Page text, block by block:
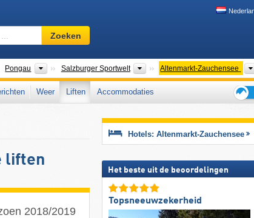
Skigebied,
regio,
…
Zoeken
Pongau Gouwen
Salzburger Sportwelt Toerismeregio's
Altenmarkt-Zauchensee
Weer Liften
Accommodaties
voor
de
liften
2018/2019
Hotels: Altenmarkt-Zauchensee
Het beste uit de beoordelingen
Topsneeuwzekerheid